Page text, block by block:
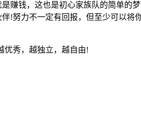
钱，这也是初心家族队的简单的
!努力不一定有回报，但至少可以
优秀，越独立，越自由!